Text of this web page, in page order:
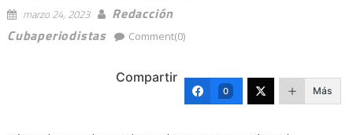
marzo 24, 2023
Redacción
Cubaperiodistas
Comment(0)
Compartir
0 Más